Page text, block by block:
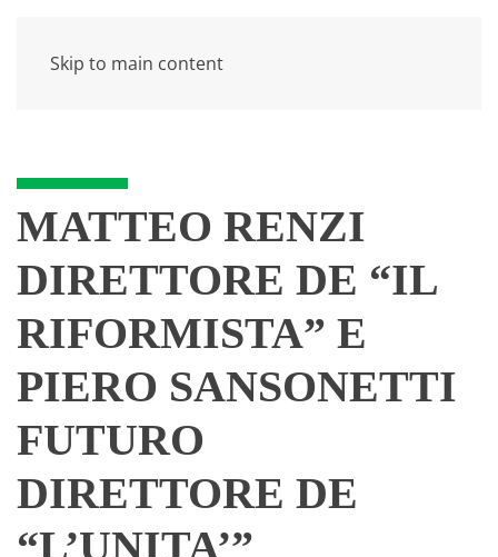
Skip to main content
MATTEO RENZI
DIRETTORE DE “IL
RIFORMISTA” E
PIERO SANSONETTI
FUTURO
DIRETTORE DE
“L’UNITA’”